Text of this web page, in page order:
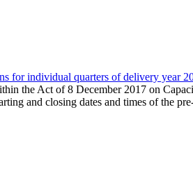
for individual quarters of delivery year
the Act of 8 December 2017 on
and closing dates and times of the